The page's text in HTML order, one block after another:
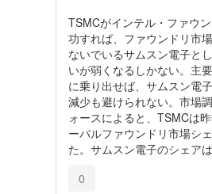
TSMCがインテル・ファウ
功すれば、ファウンドリ市
ないでいるサムスン電子と
いが弱くなるしかない。主
に乗り出せば、サムスン電
減少も避けられない。市場
ォースによると、TSMCは
ーバルファウンドリ市場シ
た。サムスン電子のシェア
0